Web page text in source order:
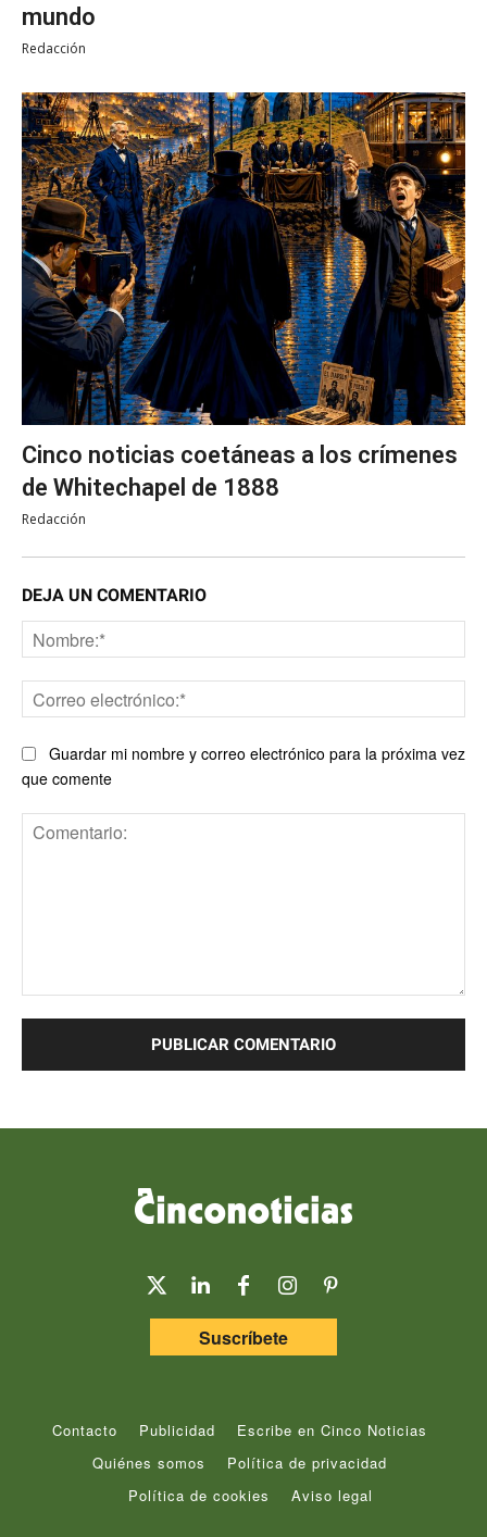
mundo
Redacción
Cinco noticias coetáneas a los crímenes
de Whitechapel de 1888
Redacción
DEJA UN COMENTARIO
Guardar mi nombre y correo electrónico para la próxima vez
que comente
Suscríbete
Contacto Publicidad
Escribe en Cinco Noticias
Quiénes somos
Política de privacidad
Política de cookies
Aviso legal